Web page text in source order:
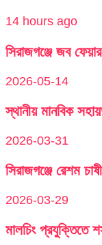
14 hours ago
সিরাজগঞ্জে জব
2026-05-14
স্থানীয় মানবিক
2026-03-31
সিরাজগঞ্জে রেশম
2026-03-29
মালচিং প্রযুক্তিতে